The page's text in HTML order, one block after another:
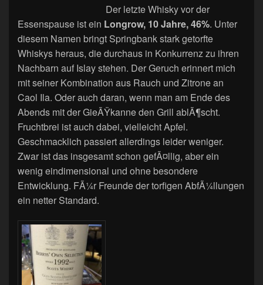
Der letzte Whisky vor der
Essenspause ist ein Longrow, 10 Jahre, 46%. Unter
diesem Namen bringt Springbank stark getorfte
Whiskys heraus, die durchaus in Konkurrenz zu ihren
Nachbarn auf Islay stehen. Der Geruch erinnert mich
mit seiner Kombination aus Rauch und Zitrone an
Caol Ila. Oder auch daran, wenn man am Ende des
Abends mit der GieÃŸkanne den Grill ablÃ¶scht.
Fruchtbrei ist auch dabei, vielleicht Apfel.
Geschmacklich passiert allerdings leider weniger.
Zwar ist das insgesamt schon gefÃ¤llig, aber ein
wenig eindimensional und ohne besondere
Entwicklung. FÃ¼r Freunde der torfigen AbfÃ¼llungen
ein netter Standard.